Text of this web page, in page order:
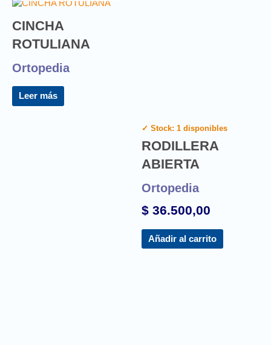
CINCHA
ROTULIANA
Ortopedia
Leer más
✓ Stock: 1 disponibles
RODILLERA
ABIERTA
Ortopedia
$ 36.500,00
Añadir al carrito